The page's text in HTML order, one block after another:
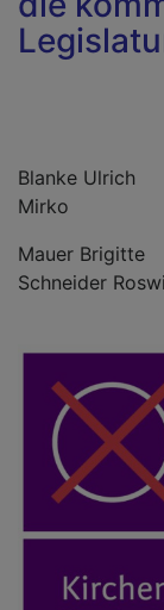
Blanke
Mirko
Mauer
Schneider